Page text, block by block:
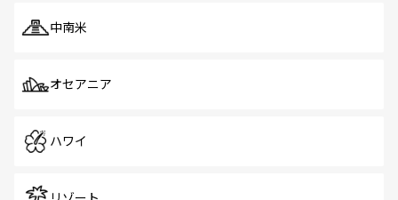
中南米
オセアニア
ハワイ